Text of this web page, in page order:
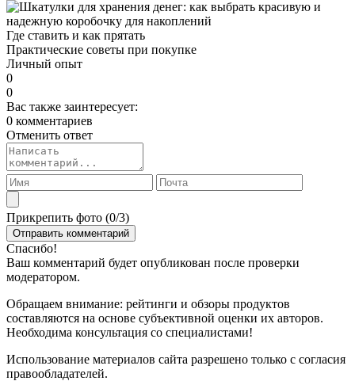
Где ставить и как прятать
Практические советы при покупке
Личный опыт
0
0
Вас также заинтересует:
0 комментариев
Отменить ответ
Прикрепить фото (0/3)
Спасибо!
Ваш комментарий будет опубликован после проверки
модератором.
Обращаем внимание: рейтинги и обзоры продуктов
составляются на основе субъективной оценки их авторов.
Необходима консультация со специалистами!
Использование материалов сайта разрешено только с согласия
правообладателей.